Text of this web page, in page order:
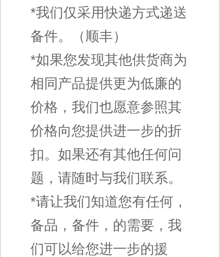
*我们仅采用快递方式递送
备件。（顺丰）
*如果您发现其他供货商为
相同产品提供更为低廉的
价格，我们也愿意参照其
价格向您提供进一步的折
扣。如果还有其他任何问
题，请随时与我们联系。
*请让我们知道您有任何，
备品，备件，的需要，我
们可以给您进一步的援